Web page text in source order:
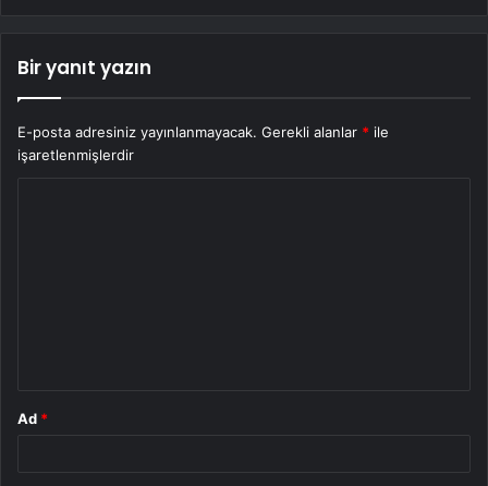
Bir yanıt yazın
E-posta adresiniz yayınlanmayacak. Gerekli alanlar * ile
işaretlenmişlerdir
Ad *